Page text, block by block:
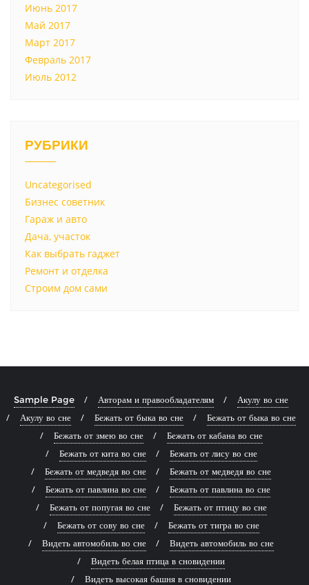
Июнь 2017
Май 2017
Март 2017
Февраль 2017
Июль 2012
РУБРИКИ
Uncategorised
Бизнес советник
Гараж и авто
Дача, участок
Как выбрать гаджет
Ремонт и отделка
Строим дом сами
Sample Page Авторам и правообладателям
Акулу во сне
Акулу во сне
Бежать от быка во сне
Бежать от быка во сне
Бежать от змею во сне
Бежать от кабана во сне
Бежать от кита во сне
Бежать от лису во сне
Бежать от медведя во сне
Бежать от медведя во сне
Бежать от павлина во сне
Бежать от павлина во сне
Бежать от попугая во сне
Бежать от птицу во сне
Бежать от сову во сне
Бежать от тигра во сне
Видеть автомобиль во сне
Видеть автомобиль во сне
Видеть белая птица в сновидении
Видеть высокая башня в сновидении